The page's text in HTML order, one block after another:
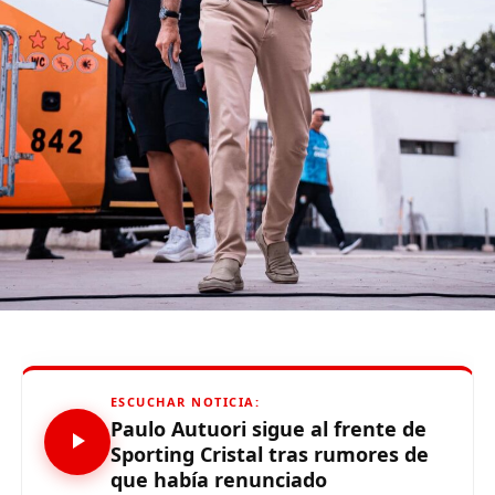
if (d.getElementById(id)) {return;}
js = d.createElement(s); js.id = id;
js.src = «//connect.facebook.net/es_LA/all.js#xfbml=1»;
fjs.parentNode.insertBefore(js, fjs);
}(document, «script», «facebook-jssdk»));
Source link
Comparte esto:
ESCUCHAR NOTICIA:
Paulo Autuori sigue al frente de
Sporting Cristal tras rumores de
que había renunciado